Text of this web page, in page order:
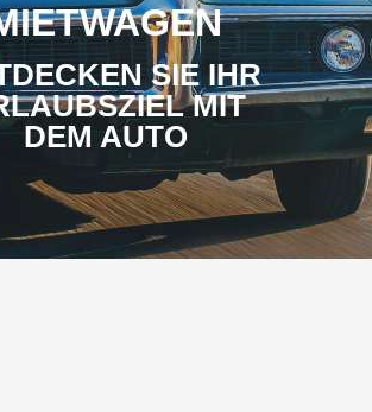
SIE IHR
MIT
DEM AUTO